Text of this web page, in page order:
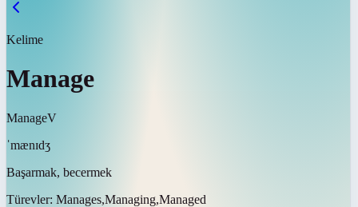
Kelime
Manage
ManageV
ˈmænɪdʒ
Başarmak, becermek
Türevler: Manages,Managing,Managed